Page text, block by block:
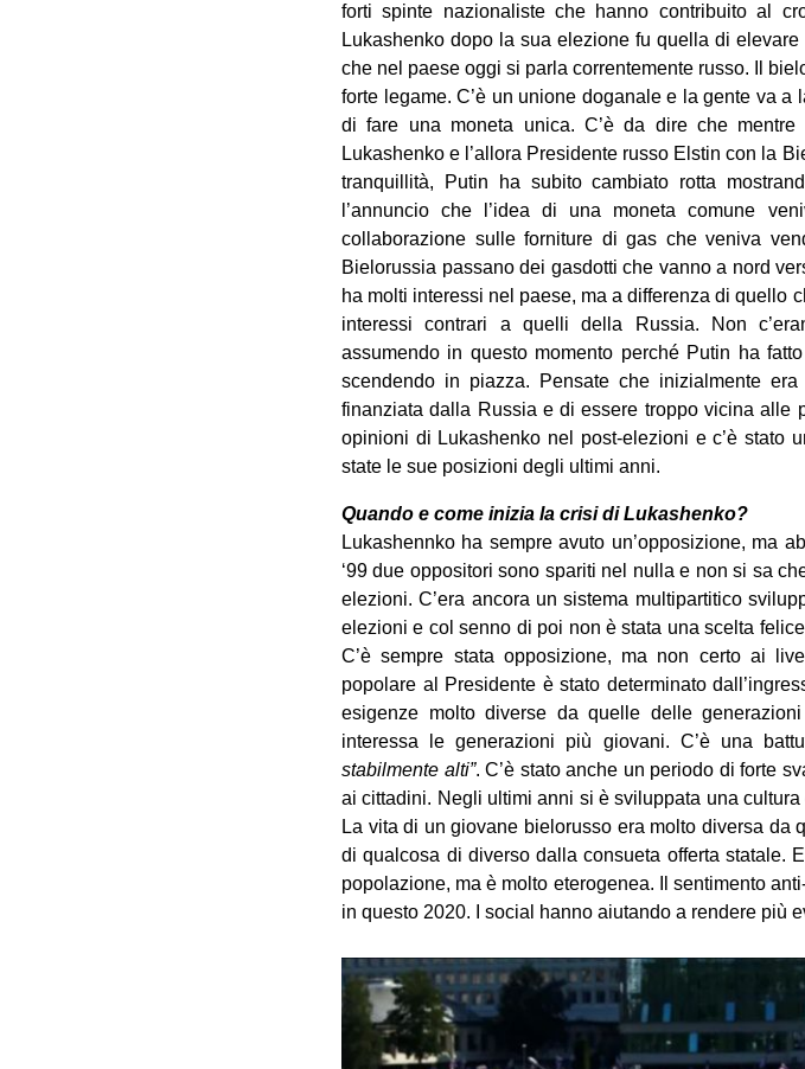
forti spinte nazionaliste che hanno contribuito al
Lukashenko dopo la sua elezione fu quella di
che nel paese oggi si parla correntemente russo. Il
forte legame. C’è un unione doganale e la gente va
di fare una moneta unica. C’è da dire che
Lukashenko e l’allora Presidente russo Elstin con la
tranquillità, Putin ha subito cambiato rotta
l’annuncio che l’idea di una moneta comune
collaborazione sulle forniture di gas che veniva
Bielorussia passano dei gasdotti che vanno a nord
ha molti interessi nel paese, ma a differenza di quello
interessi contrari a quelli della Russia. Non
assumendo in questo momento perché Putin ha
scendendo in piazza. Pensate che inizialmente
finanziata dalla Russia e di essere troppo vicina alle
opinioni di Lukashenko nel post-elezioni e c’è stato
state le sue posizioni degli ultimi anni.
Quando e come inizia la crisi di Lukashenko?
Lukashennko ha sempre avuto un’opposizione, ma
‘99 due oppositori sono spariti nel nulla e non si sa
elezioni. C’era ancora un sistema multipartitico
elezioni e col senno di poi non è stata una scelta
C’è sempre stata opposizione, ma non certo ai
popolare al Presidente è stato determinato
esigenze molto diverse da quelle delle
interessa le generazioni più giovani. C’è una
stabilmente alti”. C’è stato anche un periodo di forte
ai cittadini. Negli ultimi anni si è sviluppata una
La vita di un giovane bielorusso era molto diversa da
di qualcosa di diverso dalla consueta offerta statale.
popolazione, ma è molto eterogenea. Il sentimento
in questo 2020. I social hanno aiutando a rendere più